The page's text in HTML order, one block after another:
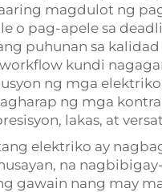
magdulot ng
o pag-apele sa
puhunan sa
kundi
ng mga
ng mga
lakas, at
elektriko ay
na
gawain nang may